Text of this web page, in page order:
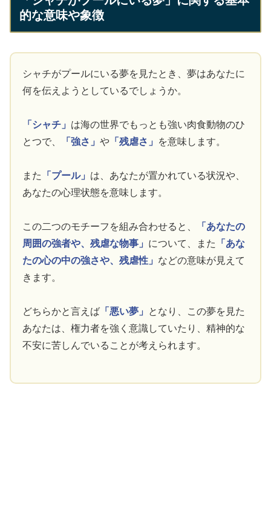
的な意味や象徴
シャチがプールにいる夢を見たとき、夢はあなたに
何を伝えようとしているでしょうか。
「シャチ」 は海の世界でもっとも強い肉食動物のひ
とつで、
「強さ」や 「残虐さ」 を意味します。
また 「プール」 は、あなたが置かれている状況や、
あなたの心理状態を意味します。
この二つのモチーフを組み合わせると、
「あなたの
周囲の強者や、残虐な物事」 について、また
「あな
たの心の中の強さや、残虐性」 などの意味が見えて
きます。
どちらかと言えば 「悪い夢」
となり、この夢を見た
あなたは、権力者を強く意識していたり、精神的な
不安に苦しんでいることが考えられます。